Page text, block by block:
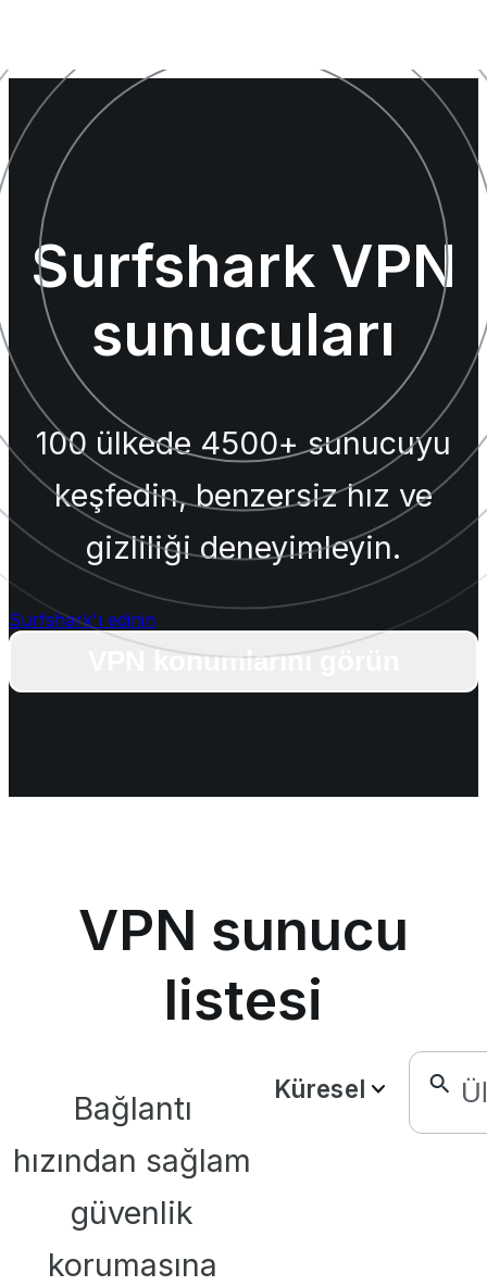
Surfshark VPN
sunucuları
100 ülkede 4500+ sunucuyu
keşfedin, benzersiz hız ve
gizliliği deneyimleyin.
Surfshark'ı edinin
VPN konumlarını görün
VPN sunucu
listesi
Bağlantı
hızından sağlam
güvenlik
korumasına
Küresel